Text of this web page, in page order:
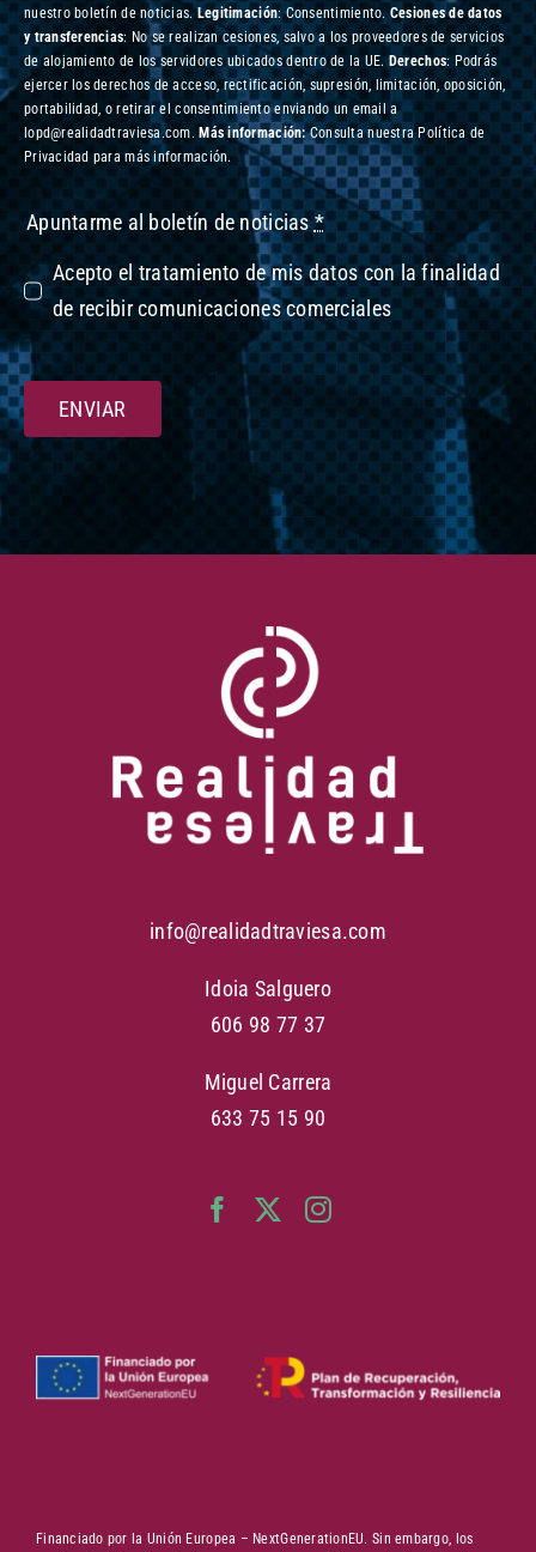
nuestro boletín de noticias.Legitimación: Consentimiento.Cesiones de datos
y transferencias: No se realizan cesiones, salvo a los proveedores de servicios
de alojamiento de los servidores ubicados dentro de la UE. Derechos: Podrás
ejercer los derechos de acceso, rectificación, supresión, limitación, oposición,
portabilidad, o retirar el consentimiento enviando un email a
lopd@realidadtraviesa.com. Más información:Consulta nuestra Política de
Privacidad para más información.
Apuntarme al boletín de noticias*
Acepto el tratamiento de mis datos con la finalidad
de recibir comunicaciones comerciales
ENVIAR
info@realidadtraviesa.com
Idoia Salguero
606 98 77 37
Miguel Carrera
633 75 15 90
Financiado por la Unión Europea – NextGenerationEU. Sin embargo, los